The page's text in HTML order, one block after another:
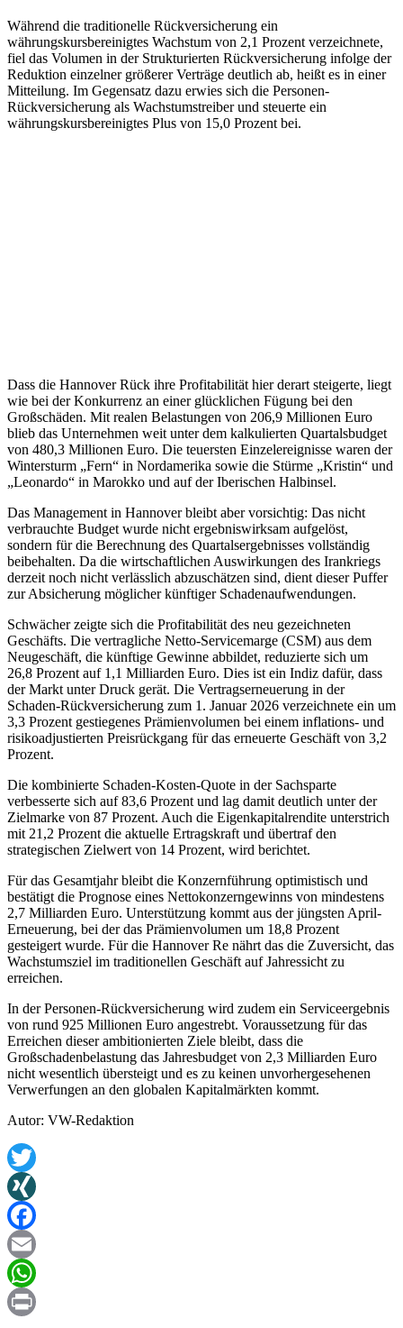
Während die traditionelle Rückversicherung ein
währungskursbereinigtes Wachstum von 2,1 Prozent verzeichnete,
fiel das Volumen in der Strukturierten Rückversicherung infolge der
Reduktion einzelner größerer Verträge deutlich ab, heißt es in einer
Mitteilung. Im Gegensatz dazu erwies sich die Personen-
Rückversicherung als Wachstumstreiber und steuerte ein
währungskursbereinigtes Plus von 15,0 Prozent bei.
Dass die Hannover Rück ihre Profitabilität hier derart steigerte, liegt
wie bei der Konkurrenz an einer glücklichen Fügung bei den
Großschäden. Mit realen Belastungen von 206,9 Millionen Euro
blieb das Unternehmen weit unter dem kalkulierten Quartalsbudget
von 480,3 Millionen Euro. Die teuersten Einzelereignisse waren der
Wintersturm „Fern“ in Nordamerika sowie die Stürme „Kristin“ und
„Leonardo“ in Marokko und auf der Iberischen Halbinsel.
Das Management in Hannover bleibt aber vorsichtig: Das nicht
verbrauchte Budget wurde nicht ergebniswirksam aufgelöst,
sondern für die Berechnung des Quartalsergebnisses vollständig
beibehalten. Da die wirtschaftlichen Auswirkungen des Irankriegs
derzeit noch nicht verlässlich abzuschätzen sind, dient dieser Puffer
zur Absicherung möglicher künftiger Schadenaufwendungen.
Schwächer zeigte sich die Profitabilität des neu gezeichneten
Geschäfts. Die vertragliche Netto-Servicemarge (CSM) aus dem
Neugeschäft, die künftige Gewinne abbildet, reduzierte sich um
26,8 Prozent auf 1,1 Milliarden Euro. Dies ist ein Indiz dafür, dass
der Markt unter Druck gerät. Die Vertragserneuerung in der
Schaden-Rückversicherung zum 1. Januar 2026 verzeichnete ein um
3,3 Prozent gestiegenes Prämienvolumen bei einem inflations- und
risikoadjustierten Preisrückgang für das erneuerte Geschäft von 3,2
Prozent.
Die kombinierte Schaden-Kosten-Quote in der Sachsparte
verbesserte sich auf 83,6 Prozent und lag damit deutlich unter der
Zielmarke von 87 Prozent. Auch die Eigenkapitalrendite unterstrich
mit 21,2 Prozent die aktuelle Ertragskraft und übertraf den
strategischen Zielwert von 14 Prozent, wird berichtet.
Für das Gesamtjahr bleibt die Konzernführung optimistisch und
bestätigt die Prognose eines Nettokonzerngewinns von mindestens
2,7 Milliarden Euro. Unterstützung kommt aus der jüngsten April-
Erneuerung, bei der das Prämienvolumen um 18,8 Prozent
gesteigert wurde. Für die Hannover Re nährt das die Zuversicht, das
Wachstumsziel im traditionellen Geschäft auf Jahressicht zu
erreichen.
In der Personen-Rückversicherung wird zudem ein Serviceergebnis
von rund 925 Millionen Euro angestrebt. Voraussetzung für das
Erreichen dieser ambitionierten Ziele bleibt, dass die
Großschadenbelastung das Jahresbudget von 2,3 Milliarden Euro
nicht wesentlich übersteigt und es zu keinen unvorhergesehenen
Verwerfungen an den globalen Kapitalmärkten kommt.
Autor: VW-Redaktion
Twitter
XING
Facebook
Email
WhatsApp